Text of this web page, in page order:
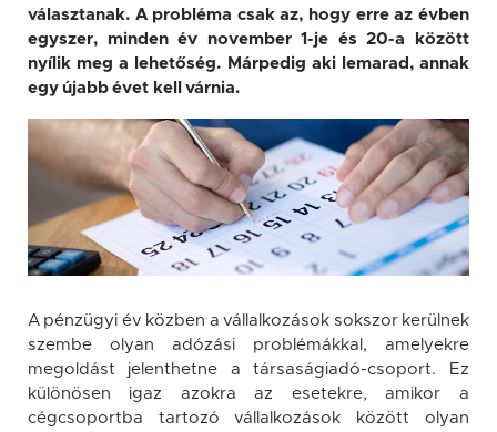
választanak. A probléma csak az, hogy erre az évben
egyszer, minden év november 1-je és 20-a között
nyílik meg a lehetőség. Márpedig aki lemarad, annak
egy újabb évet kell várnia.
A pénzügyi év közben a vállalkozások sokszor kerülnek
szembe olyan adózási problémákkal, amelyekre
megoldást jelenthetne a társaságiadó-csoport. Ez
különösen igaz azokra az esetekre, amikor a
cégcsoportba tartozó vállalkozások között olyan